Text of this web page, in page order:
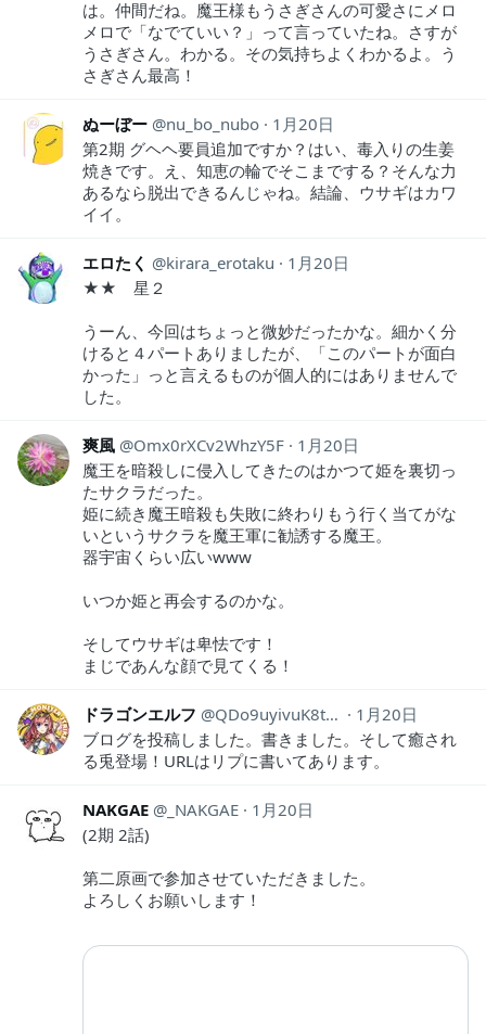
は。仲間だね。魔王様もうさぎさんの可愛さにメロ
メロで「なでていい？」って言っていたね。さすが
うさぎさん。わかる。その気持ちよくわかるよ。う
さぎさん最高！
ぬーぼー nu_bo_nubo
1月20日
第2期 グヘヘ要員追加ですか？はい、毒入りの生姜
焼きです。え、知恵の輪でそこまでする？そんな力
あるなら脱出できるんじゃね。結論、ウサギはカワ
イイ。
エロたく kirara_erotaku
1月20日
★★ 星２
うーん、今回はちょっと微妙だったかな。細かく分
けると４パートありましたが、「このパートが面白
かった」っと言えるものが個人的にはありませんで
した。
爽風 Omx0rXCv2WhzY5F
1月20日
魔王を暗殺しに侵入してきたのはかつて姫を裏切っ
たサクラだった。
姫に続き魔王暗殺も失敗に終わりもう行く当てがな
いというサクラを魔王軍に勧誘する魔王。
器宇宙くらい広いwww
いつか姫と再会するのかな。
そしてウサギは卑怯です！
まじであんな顔で見てくる！
ドラゴンエルフ QDo9uyivuK8tLS6
1月20日
ブログを投稿しました。書きました。そして癒され
る兎登場！URLはリプに書いてあります。
NAKGAE _NAKGAE
1月20日
(2期 2話)
第二原画で参加させていただきました。
よろしくお願いします！